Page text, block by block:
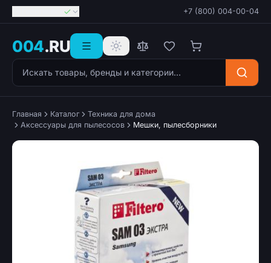
+7 (800) 004-00-04
004.RU
Поиск товаров
Главная Каталог
Техника для дома
Аксессуары для пылесосов
Мешки, пылесборники